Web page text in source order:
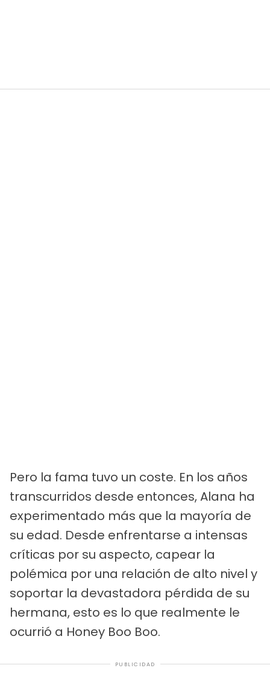
Pero la fama tuvo un coste. En los años
transcurridos desde entonces, Alana ha
experimentado más que la mayoría de
su edad. Desde enfrentarse a intensas
críticas por su aspecto, capear la
polémica por una relación de alto nivel y
soportar la devastadora pérdida de su
hermana, esto es lo que realmente le
ocurrió a Honey Boo Boo.
PUBLICIDAD